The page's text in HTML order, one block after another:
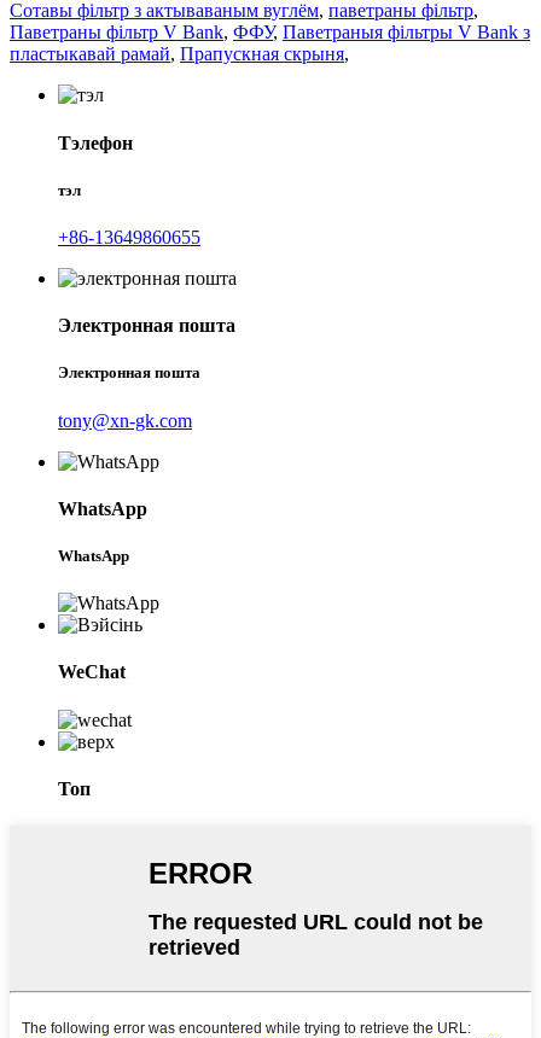
Сотавы фільтр з актываваным вуглём, паветраны фільтр,
Паветраны фільтр V Bank, ФФУ, Паветраныя фільтры V Bank з
пластыкавай рамай, Прапускная скрыня,
Тэлефон
тэл
+86-13649860655
Электронная пошта
Электронная пошта
tony@xn-gk.com
WhatsApp
WhatsApp
WeChat
Топ